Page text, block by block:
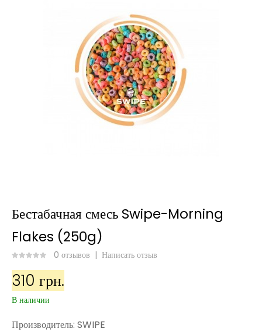
Бестабачная смесь Swipe-Morning
Flakes (250g)
0 отзывов | Написать отзыв
310 грн.
В наличии
Производитель: SWIPE